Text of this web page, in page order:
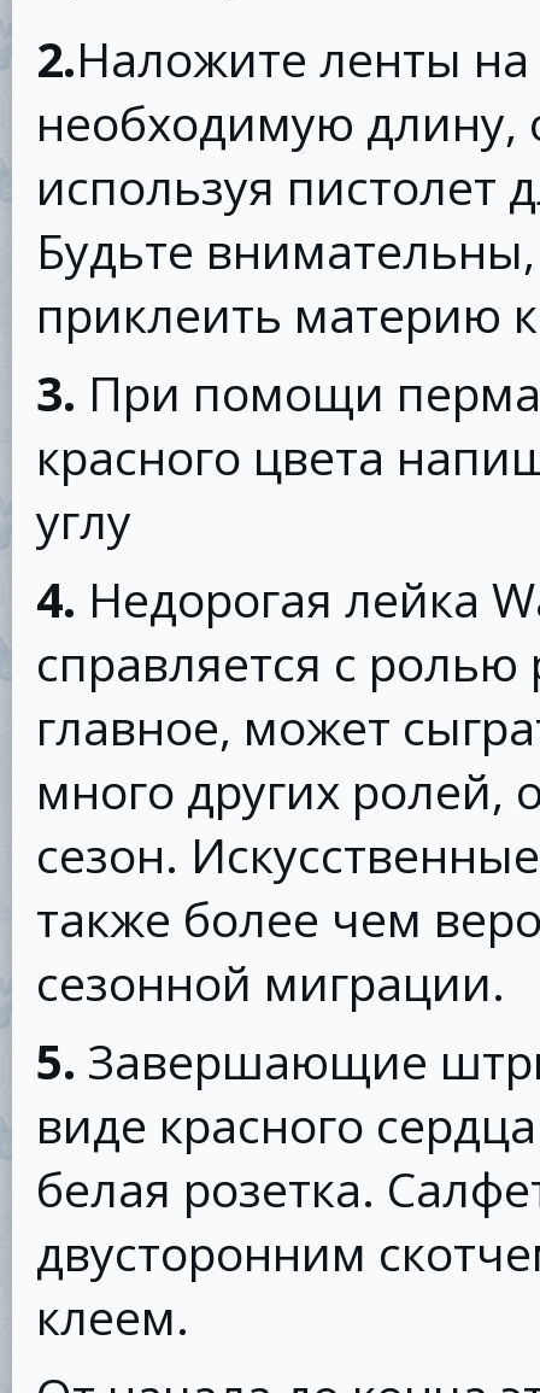
2.Наложите ленты
необходимую длину,
используя пистолет
Будьте
приклеить материю
3. При помощи
красного цвета
углу
4. Недорогая лейка
справляется с
главное, может
много других ролей,
сезон.
также более чем
сезонной миграции.
5. Завершающие
виде красного
белая розетка.
двусторонним
клеем.